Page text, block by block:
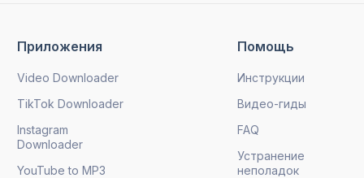
Приложения
Video Downloader
TikTok Downloader
Instagram
Downloader
YouTube to MP3
Помощь
Инструкции
Видео-гиды
FAQ
Устранение
неполадок